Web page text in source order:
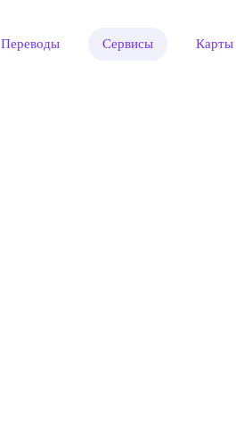
Переводы Сервисы Карты